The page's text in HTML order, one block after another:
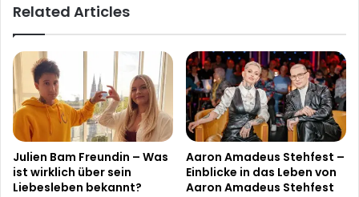
Menschen
Related Articles
Julien Bam Freundin – Was
ist wirklich über sein
Liebesleben bekannt?
Aaron Amadeus Stehfest –
Einblicke in das Leben von
Aaron Amadeus Stehfest